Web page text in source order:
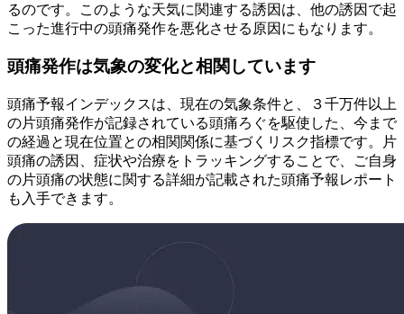
るのです。このような天気に関連する誘因は、他の誘因で起
こった進行中の頭痛発作を悪化させる原因にもなります。
頭痛発作は気象の変化と相関しています
頭痛予報インデックスは、現在の気象条件と、３千万件以上
の片頭痛発作が記録されている頭痛ろぐを駆使した、今まで
の経過と現在位置との相関関係に基づくリスク指標です。片
頭痛の誘因、症状や治療をトラッキングすることで、ご自身
の片頭痛の状態に関する詳細が記載された頭痛予報レポート
も入手できます。